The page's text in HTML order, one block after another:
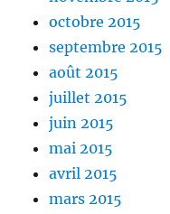
octobre 2015
septembre 2015
août 2015
juillet 2015
juin 2015
mai 2015
avril 2015
mars 2015